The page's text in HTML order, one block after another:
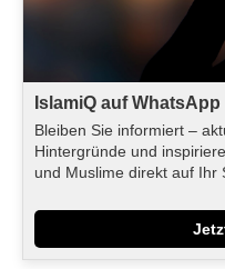
IslamiQ auf WhatsApp
Bleiben Sie informiert –
Hintergründe und
und Muslime direkt auf Ihr